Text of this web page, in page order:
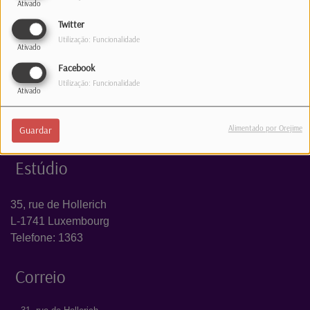
Ativado
Twitter
Ativado
Utilização: Funcionalidade
Facebook
Ativado
Utilização: Funcionalidade
Guardar Alimentado por Orejime
INICIAR SESSÃO
Estúdio
35, rue de Hollerich
L-1741 Luxembourg
Telefone: 1363
Correio